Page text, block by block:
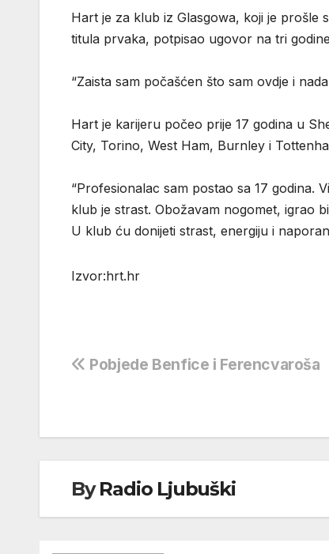
Hart je za klub iz Glasgowa, koji je prošle
titula prvaka, potpisao ugovor na tri
“Zaista sam počašćen što sam ovdje i
Hart je karijeru počeo prije 17 godina u
City, Torino, West Ham, Burnley i
“Profesionalac sam postao sa 17 godina.
klub je strast. Obožavam nogomet, igrao
U klub ću donijeti strast, energiju i
Izvor:hrt.hr
Navigacija
Pobjede Benfice i Ferencvaroša
ByRadio Ljubuški